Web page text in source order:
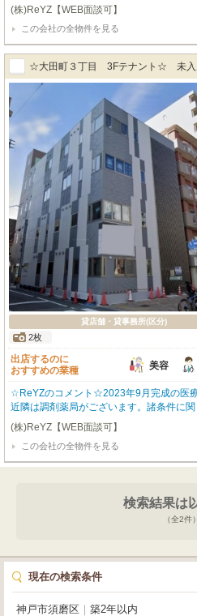
募集です。1階：外科・整形外科・皮膚科
ご希望など、お気軽にご相談ください。
掲載していない物件のご紹介も可能です。
(株)ReYZ【WEB面談可】
この会社の全物件を見る
☆大田町３丁目 3Fテナント☆ 未入
貸店舗・貸事務所(区分)
2枚
出店するのに
おすすめの業種
美容
☆ReYZのコメント☆2023年9月完成の医
近隣は調剤薬局がございます。諸条件に
相談可能です。スポーツジム、美容院等
膚科、4階：整骨院・クリニック事務所。
い。 オーナー様のご希望によりこちらに
です。
(株)ReYZ【WEB面談可】
この会社の全物件を見る
検索結果は
（全2件）
現在の検索条件
神戸市須磨区 築2年以内